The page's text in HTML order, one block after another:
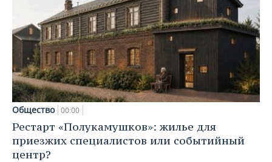
Общество 00:00
Рестарт «Полукамушков»: жилье для
приезжих специалистов или событийный
центр?